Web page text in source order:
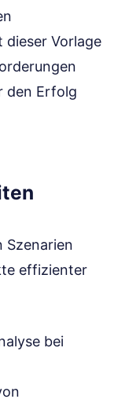
Vorlage
den Erfolg
Szenarien
effizienter
bei